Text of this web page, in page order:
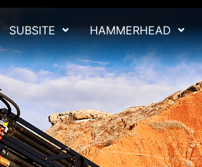
SUBSITE HAMMERHEAD